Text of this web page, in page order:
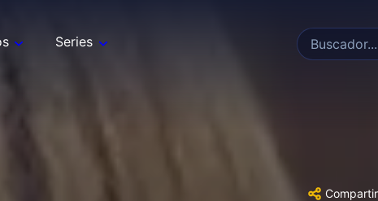
Series
Compartir